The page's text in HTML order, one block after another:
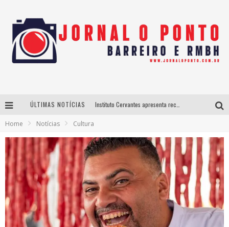
ÚLTIMAS NOTÍCIAS
BH recebe nesta quinta-feira lançamento do jogo “Coleta Seletiva” com roda de conversa entre agentes da sustentabilidade
Projeta Cultura abre inscrições gratuitas em São João del-Rei para oficinas de elaboração de projetos culturais e inteligência artificial
Home Notícias Cultura